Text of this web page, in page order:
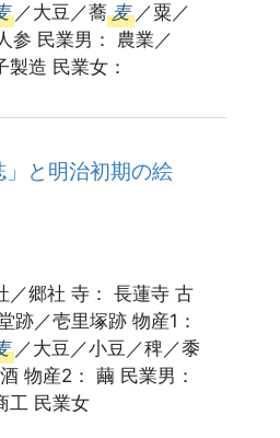
／大豆／蕎 麦 ／粟／
参 民業男： 農業／
製造 民業女：
」と明治初期の絵
／郷社 寺： 長蓮寺 古
跡／壱里塚跡 物産1：
／大豆／小豆／稗／黍
物産2： 繭 民業男：
工 民業女